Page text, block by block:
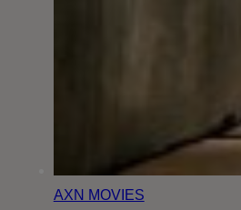
AXN MOVIES